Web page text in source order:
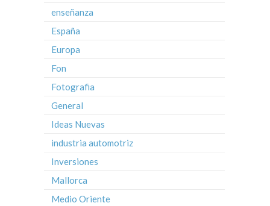
enseñanza
España
Europa
Fon
Fotografia
General
Ideas Nuevas
industria automotriz
Inversiones
Mallorca
Medio Oriente